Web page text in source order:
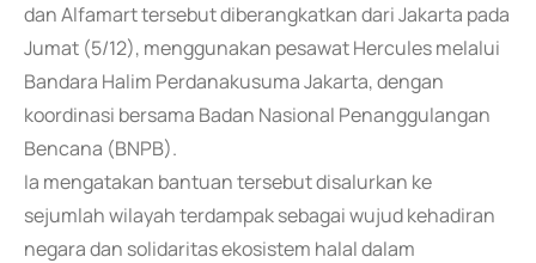
dan Alfamart tersebut diberangkatkan dari Jakarta pada
Jumat (5/12), menggunakan pesawat Hercules melalui
Bandara Halim Perdanakusuma Jakarta, dengan
koordinasi bersama Badan Nasional Penanggulangan
Bencana (BNPB).
Ia mengatakan bantuan tersebut disalurkan ke
sejumlah wilayah terdampak sebagai wujud kehadiran
negara dan solidaritas ekosistem halal dalam